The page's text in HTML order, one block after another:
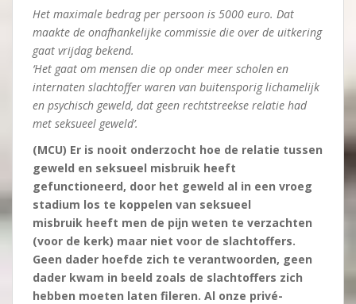
Het maximale bedrag per persoon is 5000 euro. Dat
maakte de onafhankelijke commissie die over de uitkering
gaat vrijdag bekend.
‘Het gaat om mensen die op onder meer scholen en
internaten slachtoffer waren van buitensporig lichamelijk
en psychisch geweld, dat geen rechtstreekse relatie had
met seksueel geweld’.
(MCU) Er is nooit onderzocht hoe de relatie tussen
geweld en seksueel misbruik heeft
gefunctioneerd, door het geweld al in een vroeg
stadium los te koppelen van seksueel
misbruik heeft men de pijn weten te verzachten
(voor de kerk) maar niet voor de slachtoffers.
Geen dader hoefde zich te verantwoorden, geen
dader kwam in beeld zoals de slachtoffers zich
hebben moeten laten fileren. Al onze privé-